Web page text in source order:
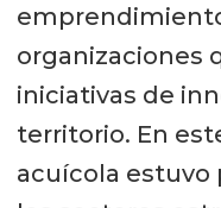
organizaciones
iniciativas de
territorio. En
acuícola estuvo